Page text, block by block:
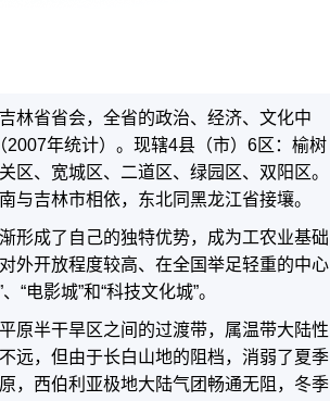
林省省会，全省的政治、经济、文化中
年统计）。现辖4县（市）6区：榆树
区、宽城区、二道区、绿园区、双阳区。
与吉林市相依，东北同黑龙江省接壤。
形成了自己的独特优势，成为工农业基础
外开放程度较高、在全国举足轻重的中心
“电影城”和“科技文化城”。
原半干旱区之间的过渡带，属温带大陆性
远，但由于长白山地的阻档，消弱了夏季
，西伯利亚极地大陆气团畅通无阻，冬季